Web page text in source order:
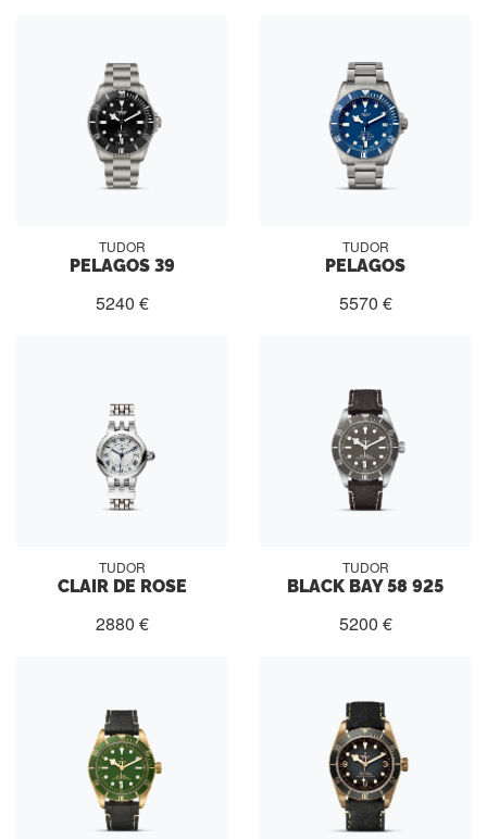
TUDOR
PELAGOS 39
5240 €
TUDOR
PELAGOS
5570 €
TUDOR
CLAIR DE ROSE
2880 €
TUDOR
BLACK BAY 58 925
5200 €